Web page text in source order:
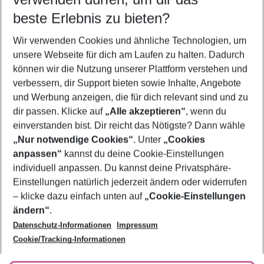
5-8 Nächte
2 Erwachsene Keine Kinder
Mehr Filter anzeigen
Footer
Footer navigation
Über uns
AGB
Bestpreisgarantie
Cookie-Einstellungen ändern
Cookie-Richtlinie
Agenturbetreuung
Barrierefreies Reisen
Folge uns
beste Erlebnis zu bieten?
Wir verwenden Cookies und ähnliche Technologien, um
unsere Webseite für dich am Laufen zu halten. Dadurch
können wir die Nutzung unserer Plattform verstehen und
verbessern, dir Support bieten sowie Inhalte, Angebote
und Werbung anzeigen, die für dich relevant sind und zu
dir passen. Klicke auf „Alle akzeptieren“, wenn du
einverstanden bist. Dir reicht das Nötigste? Dann wähle
„Nur notwendige Cookies“. Unter „Cookies
anpassen“ kannst du deine Cookie-Einstellungen
individuell anpassen. Du kannst deine Privatsphäre-
Einstellungen natürlich jederzeit ändern oder widerrufen
– klicke dazu einfach unten auf „Cookie-Einstellungen
ändern“.
Datenschutz-Informationen
Impressum
Cookie/Tracking-Informationen